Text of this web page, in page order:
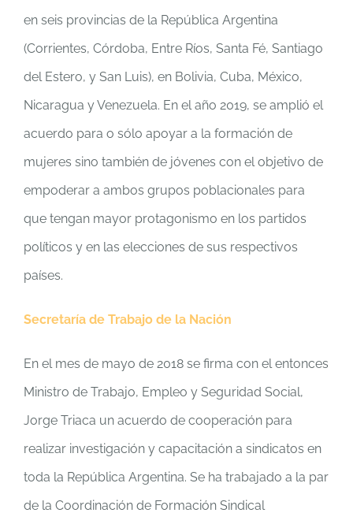
en seis provincias de la República Argentina
(Corrientes, Córdoba, Entre Ríos, Santa Fé, Santiago
del Estero, y San Luis), en Bolivia, Cuba, México,
Nicaragua y Venezuela. En el año 2019, se amplió el
acuerdo para o sólo apoyar a la formación de
mujeres sino también de jóvenes con el objetivo de
empoderar a ambos grupos poblacionales para
que tengan mayor protagonismo en los partidos
políticos y en las elecciones de sus respectivos
países.
Secretaría de Trabajo de la Nación
En el mes de mayo de 2018 se firma con el entonces
Ministro de Trabajo, Empleo y Seguridad Social,
Jorge Triaca un acuerdo de cooperación para
realizar investigación y capacitación a sindicatos en
toda la República Argentina. Se ha trabajado a la par
de la Coordinación de Formación Sindical